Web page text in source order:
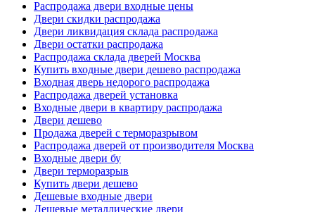
Распродажа двери входные цены
Двери скидки распродажа
Двери ликвидация склада распродажа
Двери остатки распродажа
Распродажа склада дверей Москва
Купить входные двери дешево распродажа
Входная дверь недорого распродажа
Распродажа дверей установка
Входные двери в квартиру распродажа
Двери дешево
Продажа дверей с терморазрывом
Распродажа дверей от производителя Москва
Входные двери бу
Двери терморазрыв
Купить двери дешево
Дешевые входные двери
Дешевые металлические двери